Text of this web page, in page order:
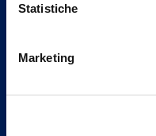
Statistiche
Marketing
Vittoria Assicurazioni S.p.A.